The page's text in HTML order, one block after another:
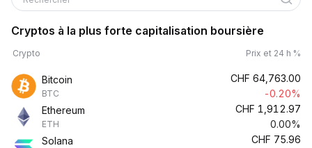
Cryptos à la plus forte capitalisation boursière
Crypto Prix et 24 h %
Bitcoin
BTC
CHF 64,763.00
-0.20%
Ethereum
ETH
CHF 1,912.97
0.00%
Solana
CHF 75.96